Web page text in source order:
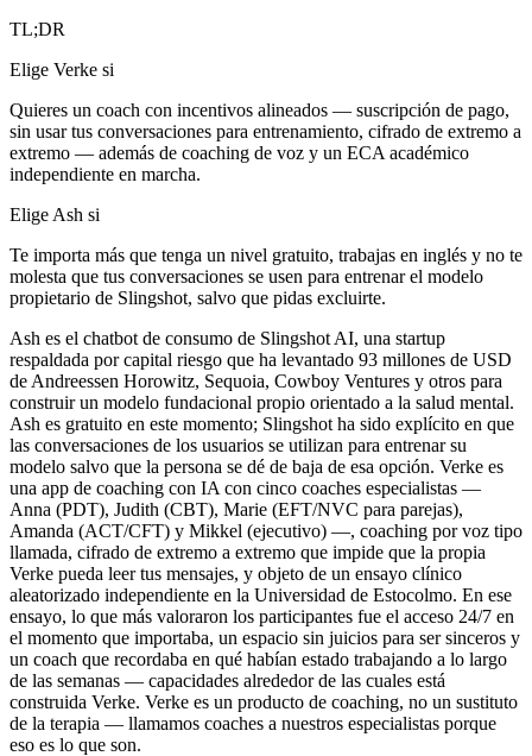
TL;DR
Elige Verke si
Quieres un coach con incentivos alineados — suscripción de pago,
sin usar tus conversaciones para entrenamiento, cifrado de extremo a
extremo — además de coaching de voz y un ECA académico
independiente en marcha.
Elige Ash si
Te importa más que tenga un nivel gratuito, trabajas en inglés y no te
molesta que tus conversaciones se usen para entrenar el modelo
propietario de Slingshot, salvo que pidas excluirte.
Ash es el chatbot de consumo de Slingshot AI, una startup
respaldada por capital riesgo que ha levantado 93 millones de USD
de Andreessen Horowitz, Sequoia, Cowboy Ventures y otros para
construir un modelo fundacional propio orientado a la salud mental.
Ash es gratuito en este momento; Slingshot ha sido explícito en que
las conversaciones de los usuarios se utilizan para entrenar su
modelo salvo que la persona se dé de baja de esa opción. Verke es
una app de coaching con IA con cinco coaches especialistas —
Anna (PDT), Judith (CBT), Marie (EFT/NVC para parejas),
Amanda (ACT/CFT) y Mikkel (ejecutivo) —, coaching por voz tipo
llamada, cifrado de extremo a extremo que impide que la propia
Verke pueda leer tus mensajes, y objeto de un ensayo clínico
aleatorizado independiente en la Universidad de Estocolmo. En ese
ensayo, lo que más valoraron los participantes fue el acceso 24/7 en
el momento que importaba, un espacio sin juicios para ser sinceros y
un coach que recordaba en qué habían estado trabajando a lo largo
de las semanas — capacidades alrededor de las cuales está
construida Verke. Verke es un producto de coaching, no un sustituto
de la terapia — llamamos coaches a nuestros especialistas porque
eso es lo que son.